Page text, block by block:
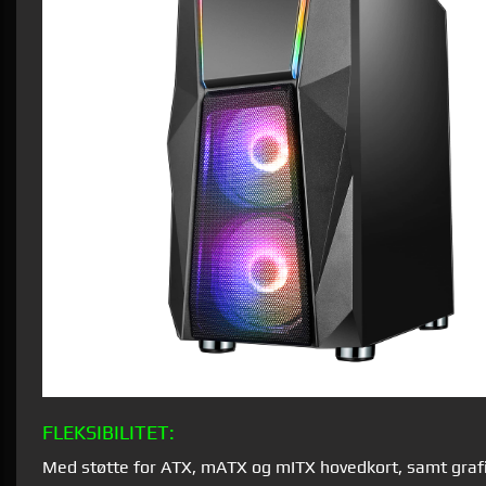
FLEKSIBILITET:
Med støtte for ATX, mATX og mITX hovedkort, samt